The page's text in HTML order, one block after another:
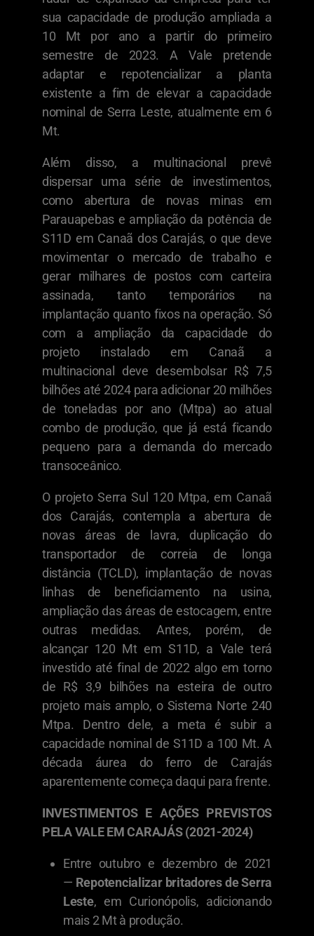
sua capacidade de produção ampliada a
10 Mt por ano a partir do primeiro
semestre de 2023. A Vale pretende
adaptar e repotencializar a planta
existente a fim de elevar a capacidade
nominal de Serra Leste, atualmente em 6
Mt.
Além disso, a multinacional prevê
dispersar uma série de investimentos,
como abertura de novas minas em
Parauapebas e ampliação da potência de
S11D em Canaã dos Carajás, o que deve
movimentar o mercado de trabalho e
gerar milhares de postos com carteira
assinada, tanto temporários na
implantação quanto fixos na operação. Só
com a ampliação da capacidade do
projeto instalado em Canaã a
multinacional deve desembolsar R$ 7,5
bilhões até 2024 para adicionar 20 milhões
de toneladas por ano (Mtpa) ao atual
combo de produção, que já está ficando
pequeno para a demanda do mercado
transoceânico.
O projeto Serra Sul 120 Mtpa, em Canaã
dos Carajás, contempla a abertura de
novas áreas de lavra, duplicação do
transportador de correia de longa
distância (TCLD), implantação de novas
linhas de beneficiamento na usina,
ampliação das áreas de estocagem, entre
outras medidas. Antes, porém, de
alcançar 120 Mt em S11D, a Vale terá
investido até final de 2022 algo em torno
de R$ 3,9 bilhões na esteira de outro
projeto mais amplo, o Sistema Norte 240
Mtpa. Dentro dele, a meta é subir a
capacidade nominal de S11D a 100 Mt. A
década áurea do ferro de Carajás
aparentemente começa daqui para frente.
INVESTIMENTOS E AÇÕES PREVISTOS
PELA VALE EM CARAJÁS (2021-2024)
Entre outubro e dezembro de 2021
— Repotencializar britadores de Serra
Leste, em Curionópolis, adicionando
mais 2 Mt à produção.